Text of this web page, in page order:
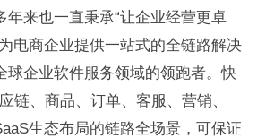
年来也一直秉承“让企业经营更卓
电商企业提供一站式的全链路解决
球企业软件服务领域的领跑者。快
链、商品、订单、客服、营销、
生态布局的链路全场景，可保证